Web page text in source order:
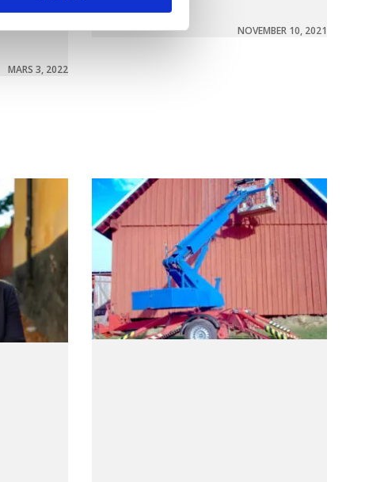
MARS 3, 2022
LÄS MER »
NOVEMBER 10, 2021